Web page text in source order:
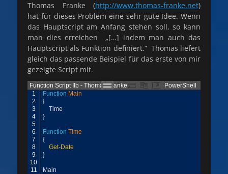
Thomas Franke (http://www.thomas-franke.net)
hat für dieses Problem eine sehr gute Idee. Wenn
das Hauptscript am Anfang stehen soll, so kann
man dies erreichen „[…] indem man auch das
Hauptscript als Funktion definiert.“ Thomas liefert
gleich das passende Beispiel für das erste von mir
gezeigte Script mit.
Function Script IIb - Thomas Franke
PowerShell
1
2
3
4
5
6
7
8
9
10
11
Function Main
{
Time
}
Function Time
{
Get-Date
}
Main